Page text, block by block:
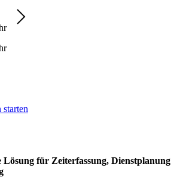
starten
Lösung für Zeiterfassung, Dienstplanung